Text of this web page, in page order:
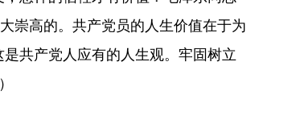
崇高的。共产党员的人生价值在于为
共产党人应有的人生观。牢固树立